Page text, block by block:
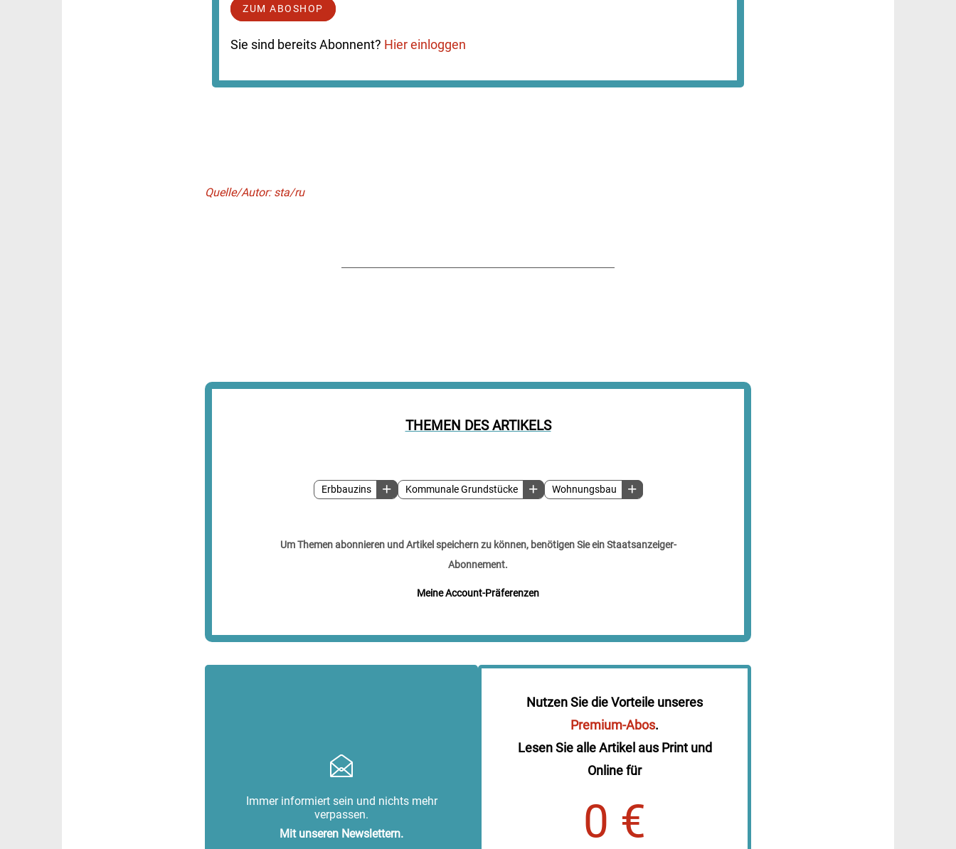
THEMEN DES ARTIKELS
Erbbauzins Kommunale Grundstücke Wohnungsbau
Um Themen abonnieren und Artikel speichern zu können, benötigen Sie ein Staatsanzeiger-
Abonnement.
Meine Account-Präferenzen
ZUM ABOSHOP
Sie sind bereits Abonnent? Hier einloggen
Quelle/Autor: sta/ru
Immer informiert sein und nichts mehr
verpassen.
Mit unseren Newslettern.
Nutzen Sie die Vorteile unseres
Premium-Abos.
Lesen Sie alle Artikel aus Print und
Online für
0 €